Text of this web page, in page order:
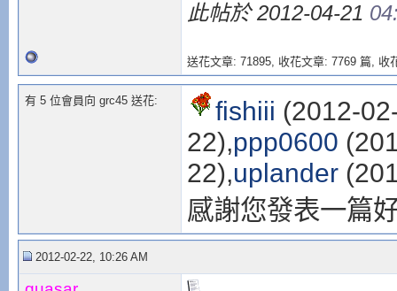
此帖於 2012-04-21
送花文章: 71895, 收花文章: 7769 篇, 收
有 5 位會員向 grc45 送花: fishiii (2012-
22),ppp0600
22),uplander
感謝您發表一篇
2012-02-22, 10:26 AM